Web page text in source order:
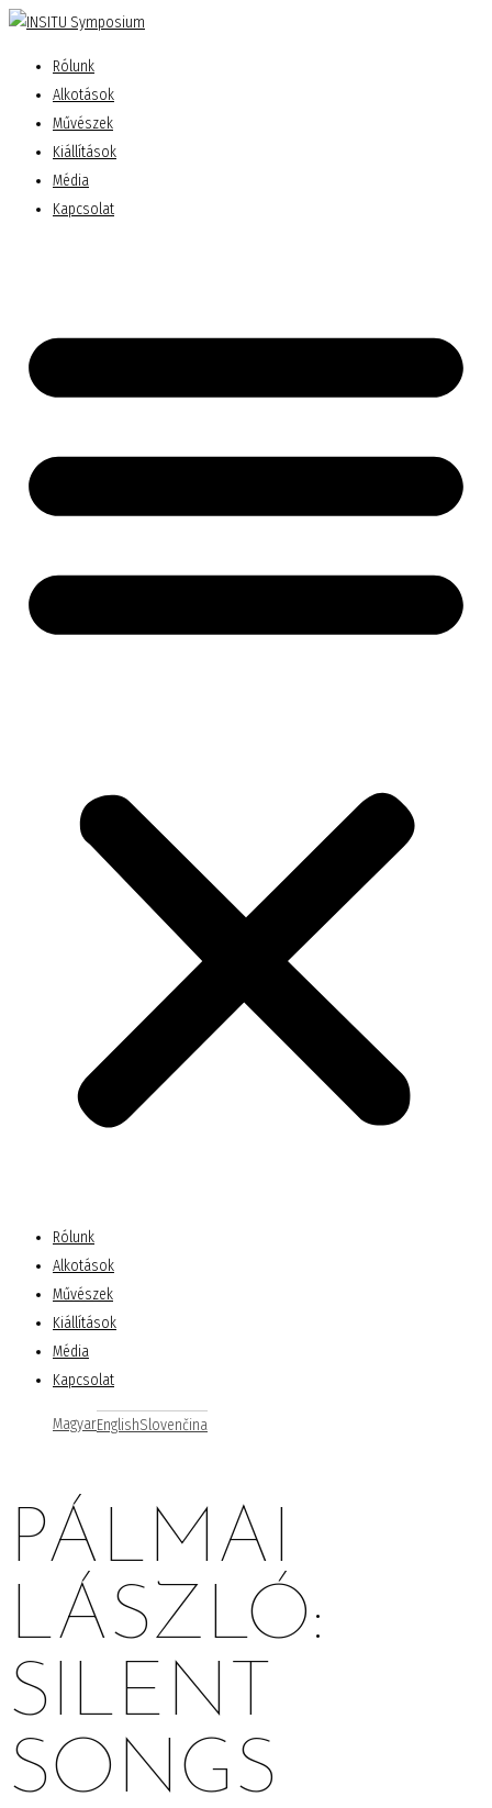
Rólunk
Alkotások
Művészek
Kiállítások
Média
Kapcsolat
Rólunk
Alkotások
Művészek
Kiállítások
Média
Kapcsolat
MagyarEnglishSlovenčina
PÁLMAI
LÁSZLÓ:
SILENT
SONGS